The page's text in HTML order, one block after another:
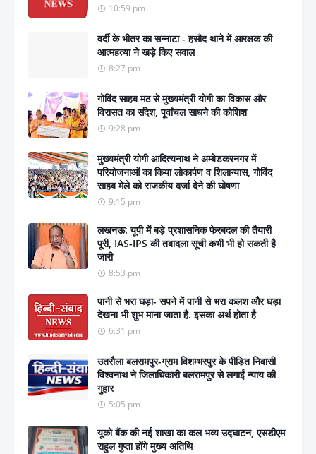
10:59 pm
वर्दी के भीतर का सन्नाटा - हसौद थाने में आरक्षक की
आत्महत्या ने खड़े किए सवाल
8:27 pm
गोविंद साहब मठ से मुख्यमंत्री योगी का विकास और
विरासत का संदेश, पूर्वांचल साधने की कोशिश
9:28 pm
मुख्यमंत्री योगी आदित्यनाथ ने अम्बेडकरनगर में
परियोजनाओं का किया लोकार्पण व शिलान्यास, गोविंद
साहब मेले को राजकीय दर्जा देने की घोषणा
9:15 pm
लखनऊ: यूपी में बड़े प्रशासनिक फेरबदल की तैयारी
पूरी, IAS-IPS की तबादला सूची कभी भी हो सकती है
जारी
8:53 pm
पानी से भरा घड़ा- सपने में पानी से भरा कलश और घड़ा
देखना भी शुभ माना जाता है. इसका अर्थ होता है
6:31 pm
उतरौला बलरामपुर-ग्राम विशम्भरपुर के पीड़ित निवासी
विश्वनाथ ने जिलाधिकारी बलरामपुर से लगाईं न्याय की
गुहार
5:05 pm
यूको बैंक की नई शाखा का कल भव्य उद्घाटन, एसडीएम
राहुल गुप्ता होंगे मुख्य अतिथि